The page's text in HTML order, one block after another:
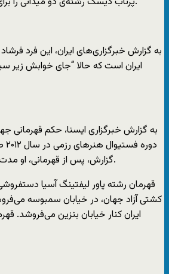
به گزارش خبرگزاری‌های ایران، این فرد
ایران است که حالا “ﺟﺎﯼ ﺧﻮﺍﺑﺶ
به گزارش خبرگزاری ایسنا، حکم قهرمانی
گزارش، پس از قهرمانی، او مدت‌ها کارتن‌خواب بوده است.
قهرمان رشته پاور لیفتینگ آسیا
کشتی آزاد جهان، در خیابان سمبوسه